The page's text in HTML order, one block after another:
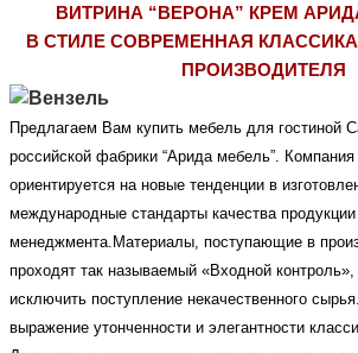
ВИТРИНА “ВЕРОНА” КРЕМ
В СТИЛЕ СОВРЕМЕННАЯ
ПРОИЗВОДИТЕЛЯ
Предлагаем Вам купить мебель для гостиной
российской фабрики “Арида мебель”.
ориентируется на новые тенденции в
международные стандарты качества
менеджмента.Материалы, поступающие в
проходят так называемый «Входной
исключить поступление некачественного сырья.
выражение утонченности и элегантности